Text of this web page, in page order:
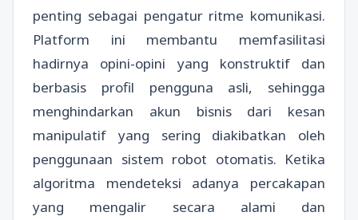
penting sebagai pengatur ritme komunikasi.
Platform ini membantu memfasilitasi
hadirnya opini-opini yang konstruktif dan
berbasis profil pengguna asli, sehingga
menghindarkan akun bisnis dari kesan
manipulatif yang sering diakibatkan oleh
penggunaan sistem robot otomatis. Ketika
algoritma mendeteksi adanya percakapan
yang mengalir secara alami dan